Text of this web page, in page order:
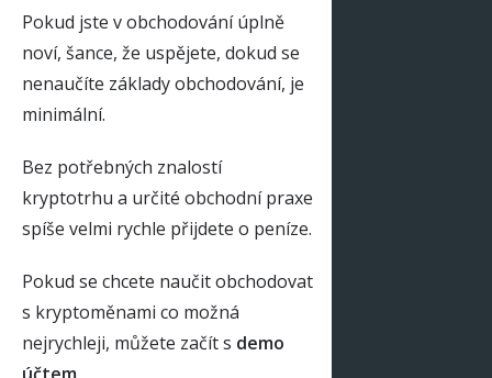
Pokud jste v obchodování úplně
noví, šance, že uspějete, dokud se
nenaučíte základy obchodování, je
minimální.
Bez potřebných znalostí
kryptotrhu a určité obchodní praxe
spíše velmi rychle přijdete o peníze.
Pokud se chcete naučit obchodovat
s kryptoměnami co možná
nejrychleji, můžete začít s demo